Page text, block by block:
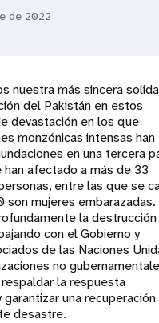
de 2022
nuestra más sincera
del Pakistán en estos
devastación en los que
monzónicas intensas han
en una tercera
afectado a más de 33
entre las que se
mujeres embarazadas.
la destrucción
con el Gobierno y
de las Naciones
no
la respuesta
garantizar una recuperación
desastre.